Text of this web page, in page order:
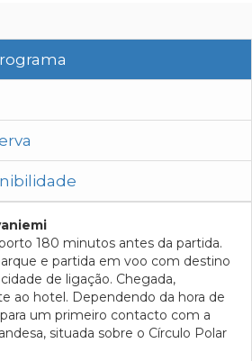
180 minutos antes da partida.
e partida em voo com destino
de ligação. Chegada,
ao hotel. Dependendo da hora de
um primeiro contacto com a
situada sobre o Círculo Polar